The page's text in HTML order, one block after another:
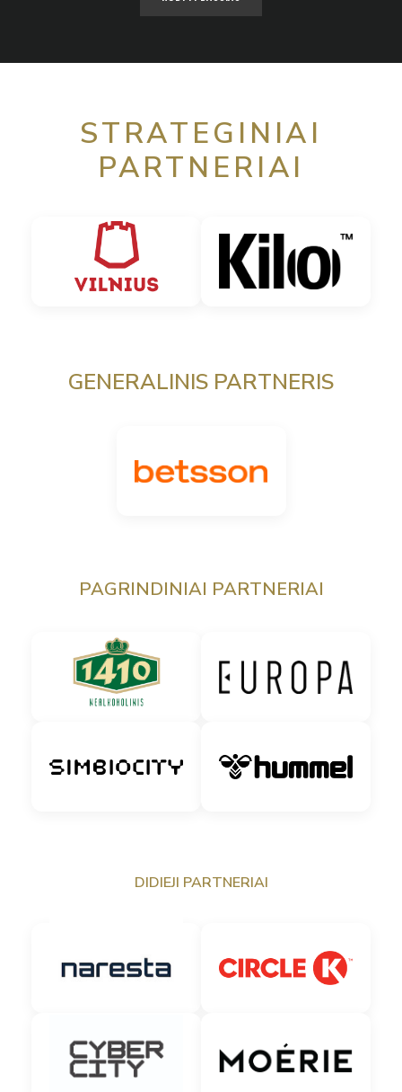
STRATEGINIAI
PARTNERIAI
GENERALINIS PARTNERIS
PAGRINDINIAI PARTNERIAI
DIDIEJI PARTNERIAI